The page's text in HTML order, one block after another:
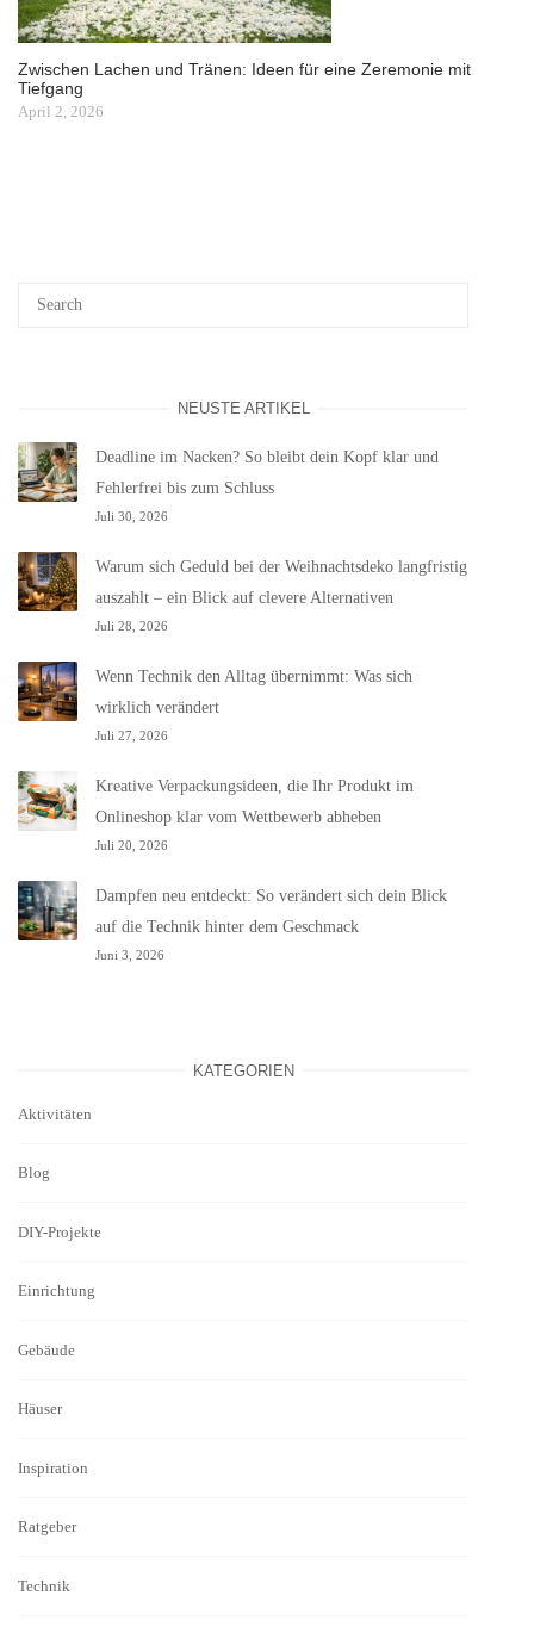
Zwischen Lachen und Tränen: Ideen für eine Zeremonie mit
Tiefgang
April 2, 2026
NEUSTE ARTIKEL
Deadline im Nacken? So bleibt dein Kopf klar und
Fehlerfrei bis zum Schluss
Juli 30, 2026
Warum sich Geduld bei der Weihnachtsdeko langfristig
auszahlt – ein Blick auf clevere Alternativen
Juli 28, 2026
Wenn Technik den Alltag übernimmt: Was sich
wirklich verändert
Juli 27, 2026
Kreative Verpackungsideen, die Ihr Produkt im
Onlineshop klar vom Wettbewerb abheben
Juli 20, 2026
Dampfen neu entdeckt: So verändert sich dein Blick
auf die Technik hinter dem Geschmack
Juni 3, 2026
KATEGORIEN
Aktivitäten
Blog
DIY-Projekte
Einrichtung
Gebäude
Häuser
Inspiration
Ratgeber
Technik